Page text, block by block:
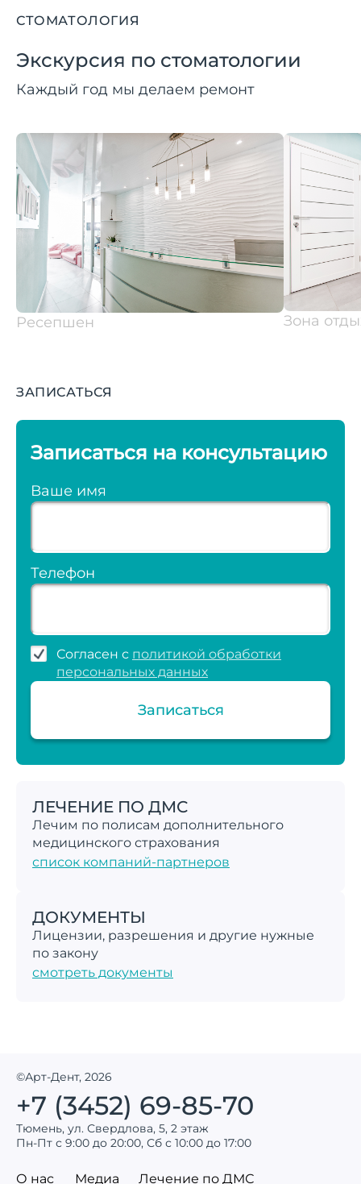
СТОМАТОЛОГИЯ
Экскурсия по стоматологии
Каждый год мы делаем ремонт
Ресепшен Зона
ЗАПИСАТЬСЯ
Записаться на консультацию
Ваше имя
Телефон
Записаться
Согласен с политикой обработки
персональных данных
ЛЕЧЕНИЕ ПО ДМС
Лечим по полисам дополнительного
медицинского страхования
список компаний-партнеров
ДОКУМЕНТЫ
Лицензии, разрешения и другие нужные
по закону
смотреть документы
©Арт-Дент, 2026
+7 (3452) 69-85-70
Тюмень, ул. Свердлова, 5, 2 этаж
Пн-Пт с 9:00 до 20:00, Сб с 10:00 до 17:00
О нас Медиа Лечение по ДМС